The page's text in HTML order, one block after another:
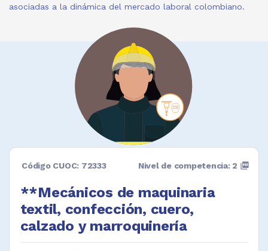
asociadas a la dinámica del mercado laboral colombiano.
Código CUOC: 72333
**Mecánicos de maquinaria
textil, confección, cuero,
calzado y marroquinería
Nivel de competencia: 2 picture_as_pdf